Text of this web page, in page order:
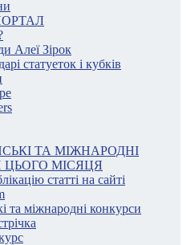
Алеї Зірок
статуеток і кубків
ТА МІЖНАРОДНІ
МІСЯЦЯ
статті на сайті
та міжнародні конкурси